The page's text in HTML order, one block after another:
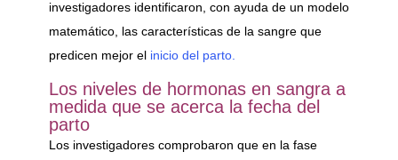
investigadores identificaron, con ayuda de un modelo
matemático, las características de la sangre que
predicen mejor el inicio del parto.
Los niveles de hormonas en sangra a
medida que se acerca la fecha del
parto
Los investigadores comprobaron que en la fase